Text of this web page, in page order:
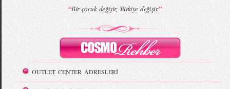
“Bir çocuk değişir, Türkiye değişir.”
OUTLET CENTER ADRESLERİ